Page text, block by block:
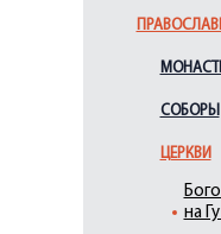
СОБОРЫ
ЦЕРКВИ
на